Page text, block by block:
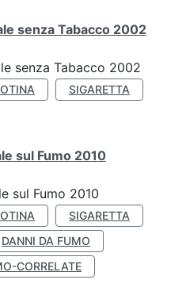
senza Tabacco 2002
senza Tabacco 2002
SIGARETTA
sul Fumo 2010
sul Fumo 2010
SIGARETTA
DANNI DA FUMO
CORRELATE